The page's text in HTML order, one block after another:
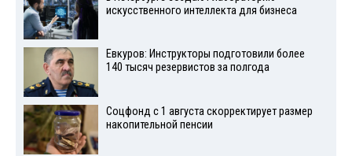
искусственного интеллекта для бизнеса
Евкуров: Инструкторы подготовили более
140 тысяч резервистов за полгода
Соцфонд с 1 августа скорректирует размер
накопительной пенсии